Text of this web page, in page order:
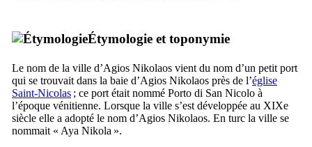
Étymologie et toponymie
Le nom de la ville d’Agios Nikolaos vient du nom d’un petit port
qui se trouvait dans la baie d’Agios Nikolaos près de l’église
Saint-Nicolas ; ce port était nommé Porto di San Nicolo à
l’époque vénitienne. Lorsque la ville s’est développée au XIXe
siècle elle a adopté le nom d’Agios Nikolaos. En turc la ville se
nommait « Aya Nikola ».